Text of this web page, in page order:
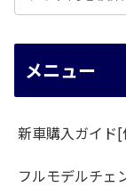
メニュー
新車購入ガイド
フルモデルチェ